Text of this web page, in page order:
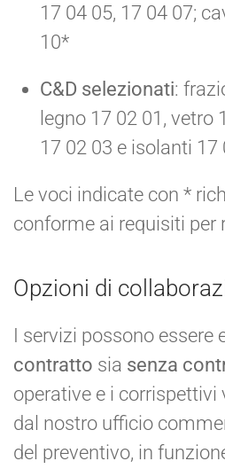
17 04 05, 17 04 07;
10*
C&D selezionati:
legno 17 02 01, vetro
17 02 03 e isolanti 17
Le voci indicate con *
conforme ai requisiti per
Opzioni di
I servizi possono essere
contratto sia senza
operative e i
dal nostro ufficio
del preventivo, in